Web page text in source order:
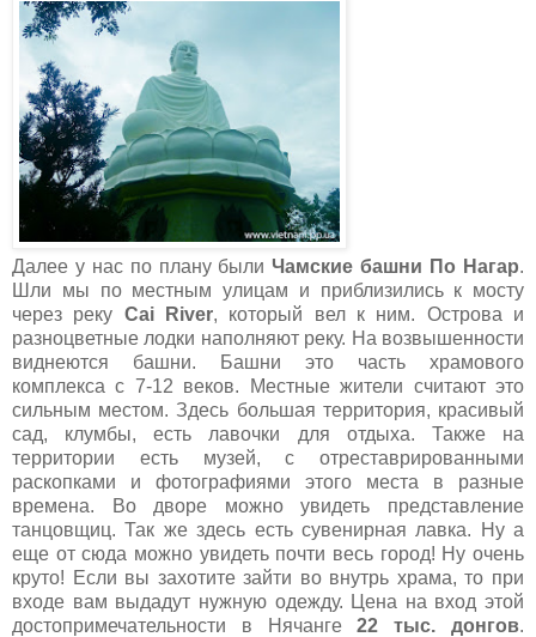
Далее у нас по плану были Чамские башни По Нагар.
Шли мы по местным улицам и приблизились к мосту
через реку Cai River, который вел к ним. Острова и
разноцветные лодки наполняют реку. На возвышенности
виднеются башни. Башни это часть храмового
комплекса с 7-12 веков. Местные жители считают это
сильным местом. Здесь большая территория, красивый
сад, клумбы, есть лавочки для отдыха. Также на
территории есть музей, с отреставрированными
раскопками и фотографиями этого места в разные
времена. Во дворе можно увидеть представление
танцовщиц. Так же здесь есть сувенирная лавка. Ну а
еще от сюда можно увидеть почти весь город! Ну очень
круто! Если вы захотите зайти во внутрь храма, то при
входе вам выдадут нужную одежду. Цена на вход этой
достопримечательности в Нячанге22 тыс. донгов.